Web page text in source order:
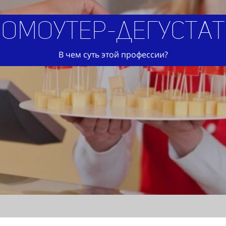
В чем суть этой профессии?